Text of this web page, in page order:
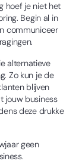
hoef je niet het
Begin al in
communiceer
alternatieve
Zo kun je de
blijven
jouw business
deze drukke
geen